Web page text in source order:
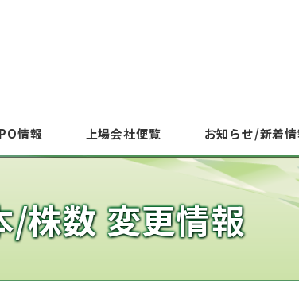
情報 上場会社便覧 お知らせ/新着情
/株数 変更情報